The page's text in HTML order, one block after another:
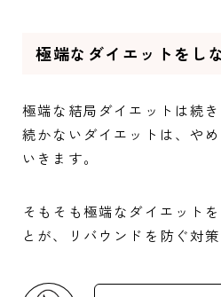
極端なダイエットをし
極端な結局ダイエットは続き
続かないダイエットは、や
いきます。
そもそも極端なダイエット
とが、リバウンドを防ぐ対策